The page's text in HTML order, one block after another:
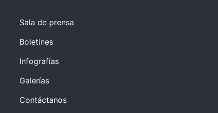
Sala de prensa
Boletines
Infografías
Galerías
Contáctanos